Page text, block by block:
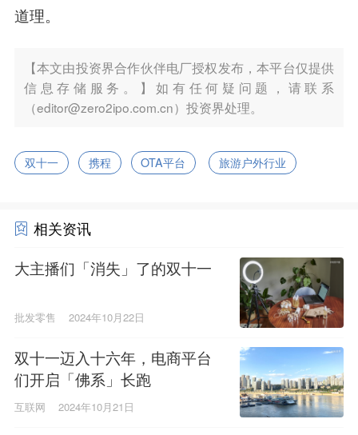
道理。
【本文由投资界合作伙伴电厂授权发布，本平台仅提供
信息存储服务。】如有任何疑问题，请联系
（editor@zero2ipo.com.cn）投资界处理。
双十一 携程 OTA平台 旅游户外行业
相关资讯
大主播们「消失」了的双十一
批发零售 2024年10月22日
双十一迈入十六年，电商平台
们开启「佛系」长跑
互联网 2024年10月21日